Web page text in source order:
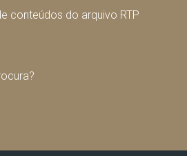
conteúdos do arquivo RTP